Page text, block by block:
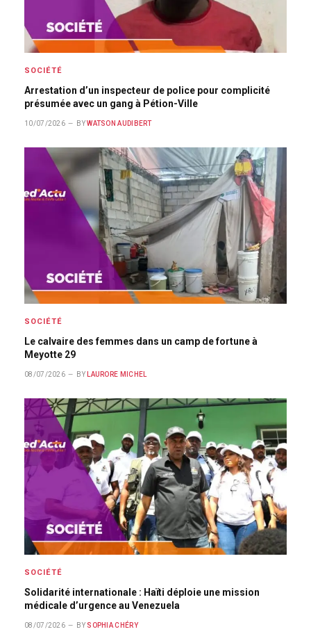
SOCIÉTÉ
Arrestation d’un inspecteur de police pour complicité
présumée avec un gang à Pétion-Ville
10/07/2026 BY WATSON AUDIBERT
SOCIÉTÉ
Le calvaire des femmes dans un camp de fortune à
Meyotte 29
08/07/2026 BY LAURORE MICHEL
SOCIÉTÉ
Solidarité internationale : Haïti déploie une mission
médicale d’urgence au Venezuela
08/07/2026 BY SOPHIA CHÉRY